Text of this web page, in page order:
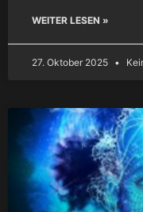
WEITER LESEN »
27. Oktober 2025